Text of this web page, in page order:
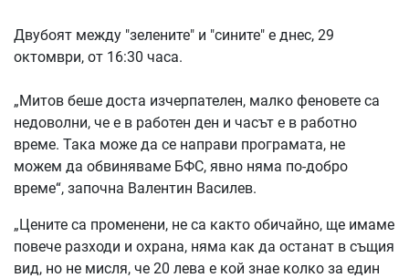
Двубоят между "зелените" и "сините" е днес, 29
октомври, от 16:30 часа.
„Митов беше доста изчерпателен, малко феновете са
недоволни, че е в работен ден и часът е в работно
време. Така може да се направи програмата, не
можем да обвиняваме БФС, явно няма по-добро
време“, започна Валентин Василев.
„Цените са променени, не са както обичайно, ще имаме
повече разходи и охрана, няма как да останат в същия
вид, но не мисля, че 20 лева е кой знае колко за един